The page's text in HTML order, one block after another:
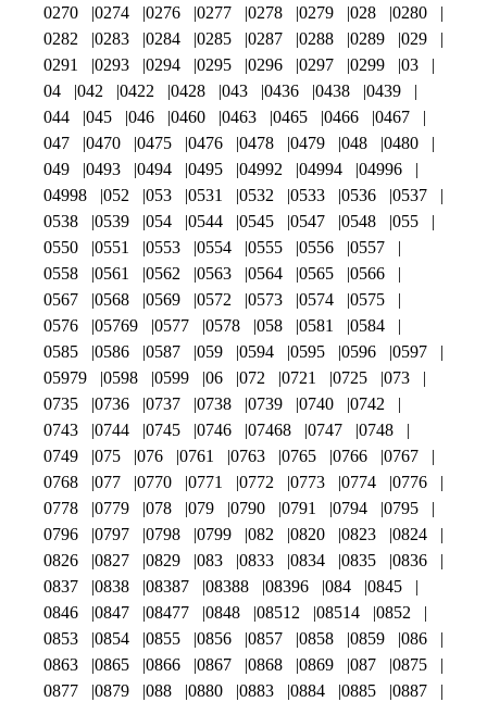
0270 0274 0276 0277 0278 0279 028
0280
0282
0283 0284 0285 0287 0288 0289
029
0291
0293 0294 0295 0296 0297 0299
03
04
042 0422 0428 043 0436 0438
0439
044
045 046 0460 0463 0465 0466
0467
047
0470 0475 0476 0478 0479 048
0480
049
0493 0494 0495 04992 04994
04996
04998
052 053 0531 0532 0533 0536
0537
0538
0539 054 0544 0545 0547 0548
055
0550
0551 0553 0554 0555 0556
0557
0558
0561 0562 0563 0564 0565
0566
0567
0568 0569 0572 0573 0574
0575
0576
05769 0577 0578 058 0581
0584
0585
0586 0587 059 0594 0595 0596
0597
05979
0598 0599 06 072 0721 0725
073
0735
0736 0737 0738 0739 0740
0742
0743
0744 0745 0746 07468 0747
0748
0749
075 076 0761 0763 0765 0766
0767
0768
077 0770 0771 0772 0773 0774
0776
0778
0779 078 079 0790 0791 0794
0795
0796
0797 0798 0799 082 0820 0823
0824
0826
0827 0829 083 0833 0834 0835
0836
0837
0838 08387 08388 08396 084
0845
0846
0847 08477 0848 08512 08514
0852
0853
0854 0855 0856 0857 0858 0859
086
0863
0865 0866 0867 0868 0869 087
0875
0877
0879 088 0880 0883 0884 0885
0887